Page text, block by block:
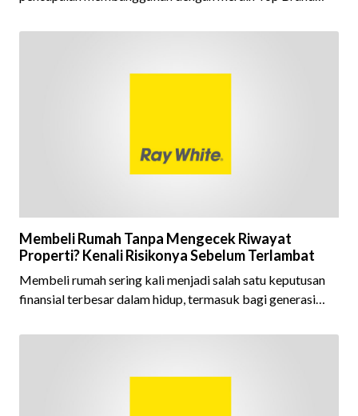
ini menjadi semakin istimewa karena Ray White Indonesia
tahun berturut-turut, sebuah bukti nyata atas konsistensi,
Membeli Rumah Tanpa Mengecek Riwayat
Properti? Kenali Risikonya Sebelum Terlambat
Membeli rumah sering kali menjadi salah satu keputusan
finansial terbesar dalam hidup, termasuk bagi generasi
kepemilikan hunian maupun investasi properti. Namun
fokus pada harga atau lokasi tanpa memperhatikan